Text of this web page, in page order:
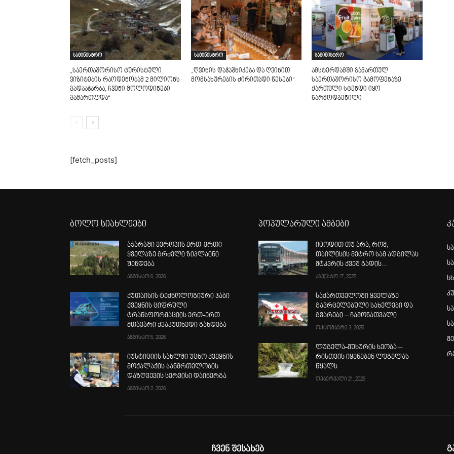
სამინისტრო
„საერთაშორისო ტურისტული
ვიზიტების რაოდენობამ 2 მილიონს
გადააჭარბა, ჩვენი მოლოდინები
გამართლდა“
სამინისტრო
„ღვინის დაჭაშნიკება და ღვინით
მომსახურების ძირითადი წესები“
სამინისტრო
ამსტერდამში გამართულ
საერთაშორისო გამოფენაზე
ქართული სტენდი იყო
წარმოდგენილი
[fetch_posts]
ბოლო სიახლეები
აჭარაში ევროპის ერთ-ერთი
ყველაზე გრძელი ზიპლაინი
შენდება
აგვისტო 6, 2026
ქუთაისის ტექნოლოგიური ჰაბი
ქვეყნის ციფრული
ტრანსფორმაციის ერთ-ერთ
მთავარი ქვაკუთხედი გახდება
აგვისტო 5, 2026
იუსტიციის სახლში უცხო ქვეყნის
მოქალაქის ჯანმრთელობის
დაზღვევის სერვისი დაინერგა
აგვისტო 2, 2026
პოპულარული ამბები
იცოდით თუ არა, რომ,
თბილისის მეტრო სამ ადგილას
მტკვრის ქვეშ გადის…
აგვისტო 17, 2025
საქართველოში ყველაზე
გავრცელებული სახელები და
გვარები – ჩამონათვალი
ოქტომბერი 3, 2025
ლუგელა-მუხურის ხეობა –
რისთვის იყენებენ ლუგელას
წყალს
თებერვალი 21, 2026
ჩვენ შესახებ